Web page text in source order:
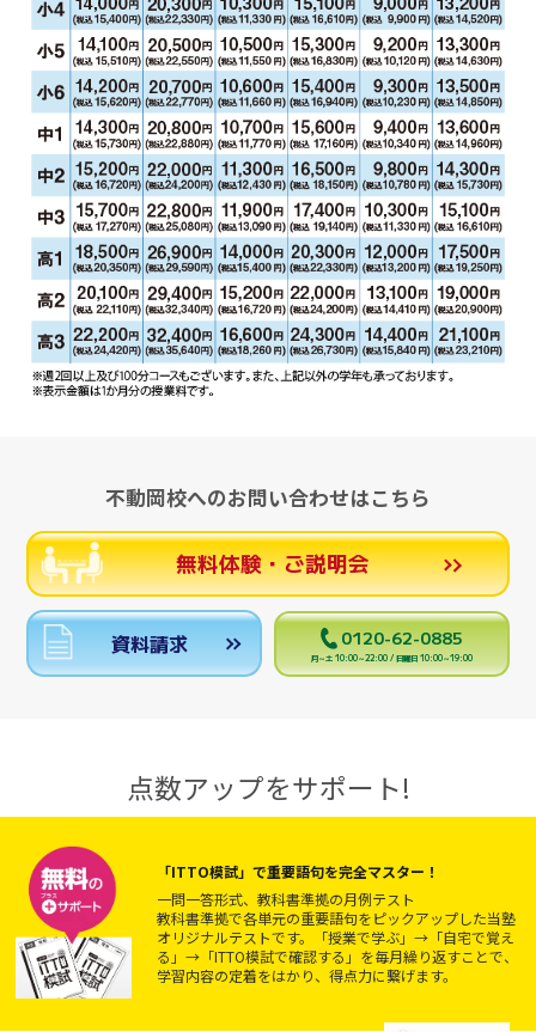
不動岡校へのお問い合わせはこちら
無料体験・ご説明会
資料請求 0120-62-0885
月～土 10:00～22:00 / 日曜日 10:00～19:00
点数アップをサポート!
「ITTO模試」で重要語句を完全マスター！
一問一答形式、教科書準拠の月例テスト
教科書準拠で各単元の重要語句をピックアップした当塾
オリジナルテストです。「授業で学ぶ」→「自宅で覚え
る」→「ITTO模試で確認する」を毎月繰り返すことで、
学習内容の定着をはかり、得点力に繋げます。